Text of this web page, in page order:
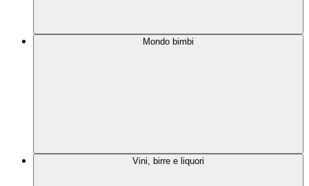
Mondo bimbi
Vini, birre e liquori